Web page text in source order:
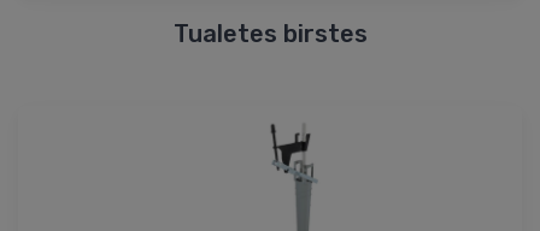
Tualetes birstes